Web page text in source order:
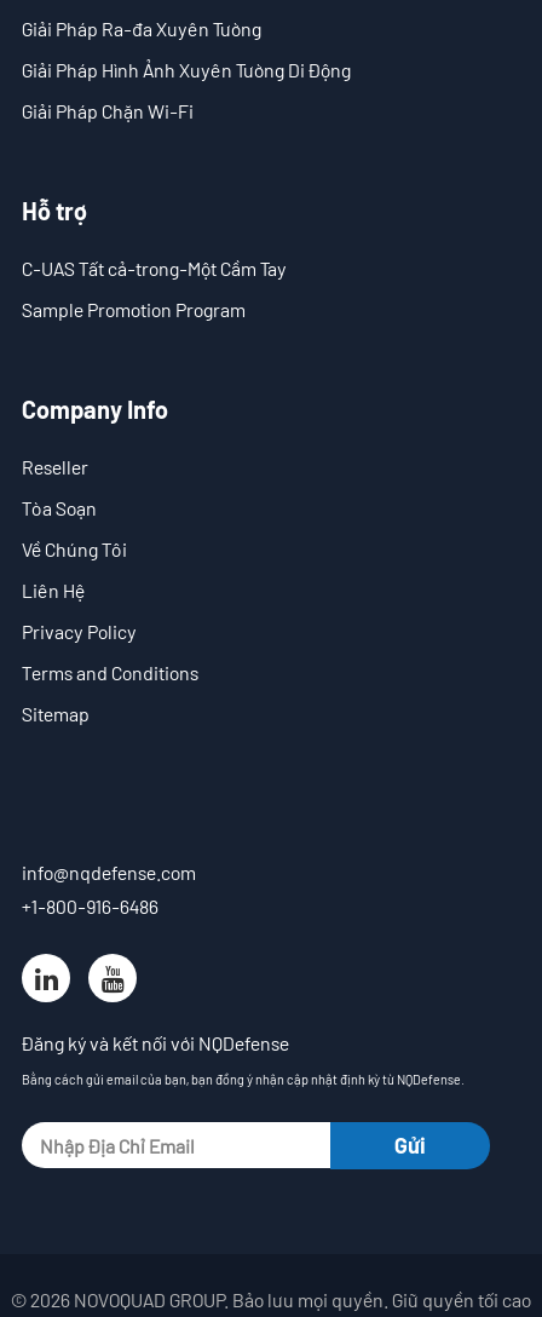
Giải Pháp Ra-đa Xuyên Tường
Giải Pháp Hình Ảnh Xuyên Tường Di Động
Giải Pháp Chặn Wi-Fi
Hỗ trợ
C-UAS Tất cả-trong-Một Cầm Tay
Sample Promotion Program
Company Info
Reseller
Tòa Soạn
Về Chúng Tôi
Liên Hệ
Privacy Policy
Terms and Conditions
Sitemap
info@nqdefense.com
+1-800-916-6486
Đăng ký và kết nối với NQDefense
Bằng cách gửi email của bạn, bạn đồng ý nhận cập nhật định kỳ từ NQDefense.
© 2026 NOVOQUAD GROUP. Bảo lưu mọi quyền. Giữ quyền tối cao